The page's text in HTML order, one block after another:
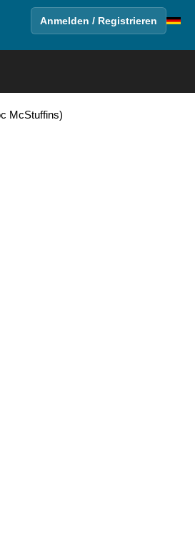
Anmelden / Registrieren
McStuffins)